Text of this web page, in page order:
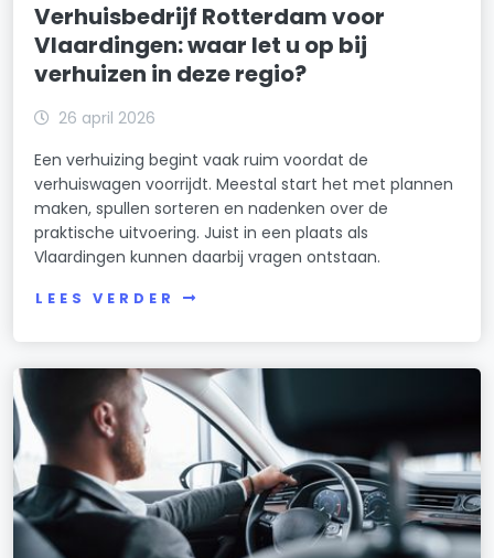
Verhuisbedrijf Rotterdam voor
Vlaardingen: waar let u op bij
verhuizen in deze regio?
26 april 2026
Een verhuizing begint vaak ruim voordat de
verhuiswagen voorrijdt. Meestal start het met plannen
maken, spullen sorteren en nadenken over de
praktische uitvoering. Juist in een plaats als
Vlaardingen kunnen daarbij vragen ontstaan.
LEES VERDER